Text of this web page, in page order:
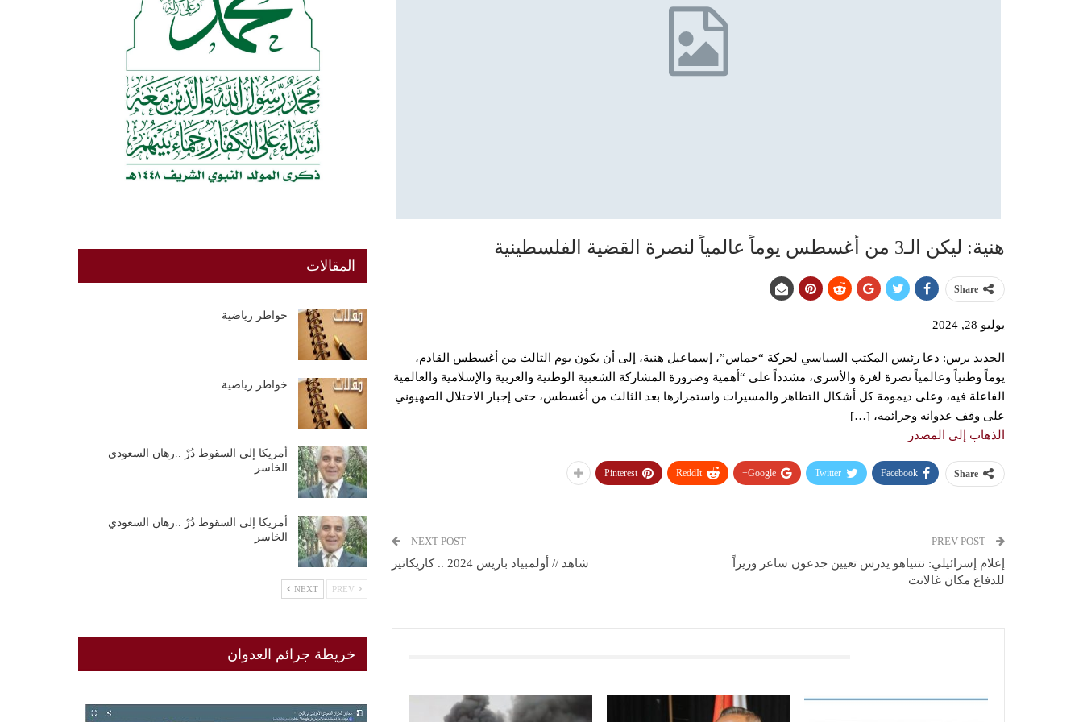
هنية: ليكن الـ3 من أغسطس يوماً عالمياً لنصرة القضية الفلسطينية
Share
يوليو 28, 2024
الجديد برس: دعا رئيس المكتب السياسي لحركة “حماس”، إسماعيل هنية، إلى أن يكون يوم الثالث من أغسطس القادم،
يوماً وطنياً وعالمياً نصرة لغزة والأسرى، مشدداً على “أهمية وضرورة المشاركة الشعبية الوطنية والعربية والإسلامية والعالمية
الفاعلة فيه، وعلى ديمومة كل أشكال التظاهر والمسيرات واستمرارها بعد الثالث من أغسطس، حتى إجبار الاحتلال الصهيوني
على وقف عدوانه وجرائمه، […]
الذهاب إلى المصدر
Share
Facebook
Twitter
Google+
ReddIt
Pinterest
إعلام إسرائيلي: نتنياهو يدرس تعيين جدعون ساعر وزيراً
للدفاع مكان غالانت
NEXT POST
شاهد // أولمبياد باريس 2024 .. كاريكاتير
المقالات
خواطر رياضية
خواطر رياضية
أمريكا إلى السقوط دُرْ ..رهان السعودي
الخاسر
أمريكا إلى السقوط دُرْ ..رهان السعودي
الخاسر
NEXT
خريطة جرائم العدوان